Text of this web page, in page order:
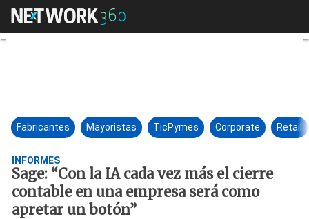
Sage: “Con la IA cada vez
Fabricantes Mayoristas TicPymes Corporate Retail
INFORMES
Sage: “Con la IA cada vez más el cierre
contable en una empresa será como
apretar un botón”